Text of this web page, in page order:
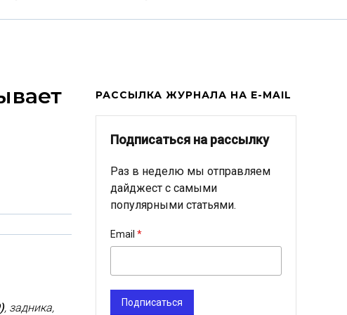
, задника,
РАССЫЛКА ЖУРНАЛА НА E-MAIL
Подписаться на рассылку
Раз в неделю мы отправляем
дайджест с самыми
популярными статьями.
Email
Подписаться